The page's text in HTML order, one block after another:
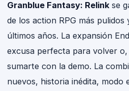
Granblue Fantasy: Relinkse
de los action RPG más
últimos años. La expansión
excusa perfecta para volver
sumarte con la demo. La
nuevos, historia inédita, modo